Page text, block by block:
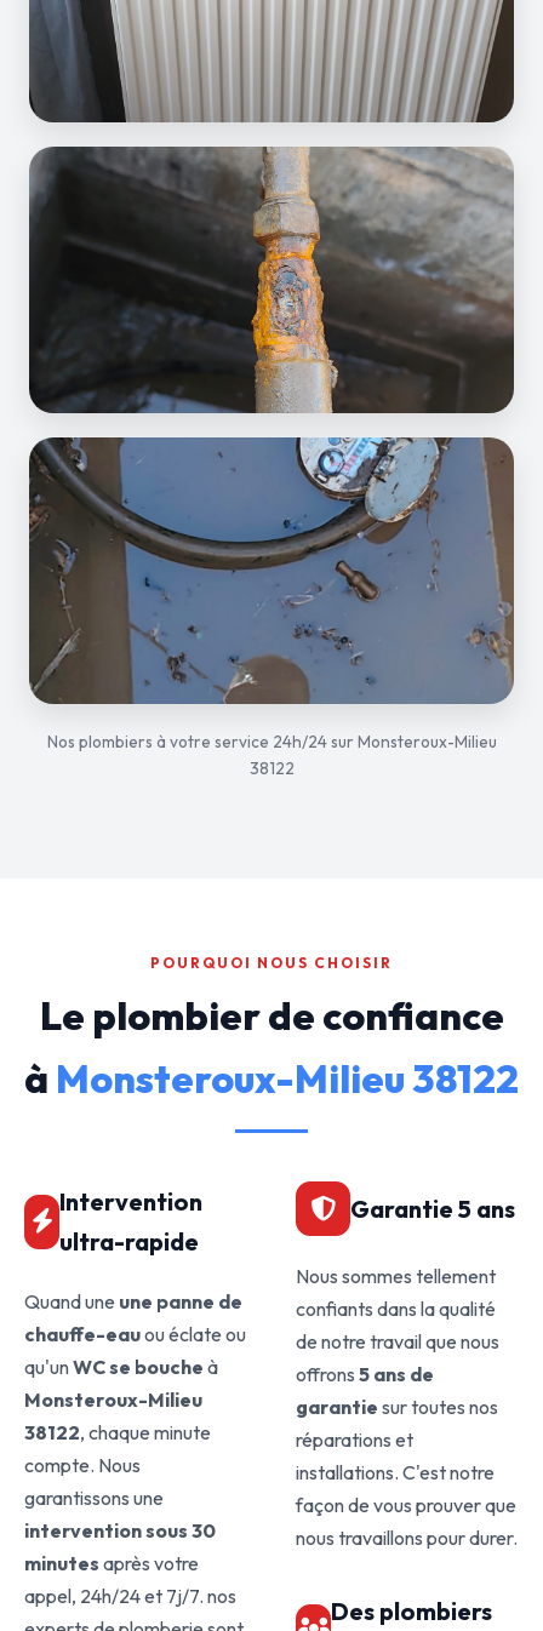
Nos plombiers à votre service 24h/24 sur Monsteroux-Milieu
38122
POURQUOI NOUS CHOISIR
Le plombier de confiance
à Monsteroux-Milieu 38122
Intervention
ultra-rapide
Quand une une panne de
chauffe-eauou éclate ou
qu'unWC se bouche à
Monsteroux-Milieu
38122, chaque minute
compte. Nous
garantissons une
intervention sous 30
minutes après votre
appel, 24h/24 et 7j/7. nos
Garantie 5 ans
Nous sommes tellement
confiants dans la qualité
de notre travail que nous
offrons 5 ans de
garantie sur toutes nos
réparations et
installations. C'est notre
façon de vous prouver que
nous travaillons pour durer.
Des plombiers